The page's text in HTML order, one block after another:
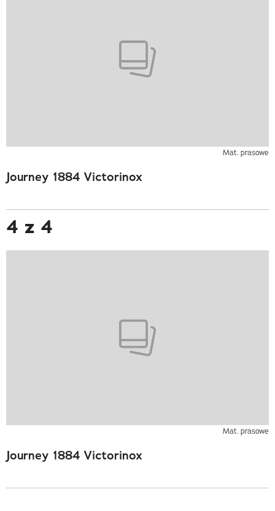
Mat. prasowe
Journey 1884 Victorinox
4 z 4
Mat. prasowe
Journey 1884 Victorinox